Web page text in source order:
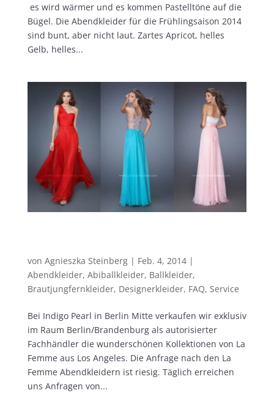
es wird wärmer und es kommen Pastelltöne auf die
Bügel. Die Abendkleider für die Frühlingsaison 2014
sind bunt, aber nicht laut. Zartes Apricot, helles
Gelb, helles...
von Agnieszka Steinberg| Feb. 4, 2014|
Abendkleider, Abiballkleider, Ballkleider,
Brautjungfernkleider, Designerkleider, FAQ, Service
Bei Indigo Pearl in Berlin Mitte verkaufen wir exklusiv
im Raum Berlin/Brandenburg als autorisierter
Fachhändler die wunderschönen Kollektionen von La
Femme aus Los Angeles. Die Anfrage nach den La
Femme Abendkleidern ist riesig. Täglich erreichen
uns Anfragen von...